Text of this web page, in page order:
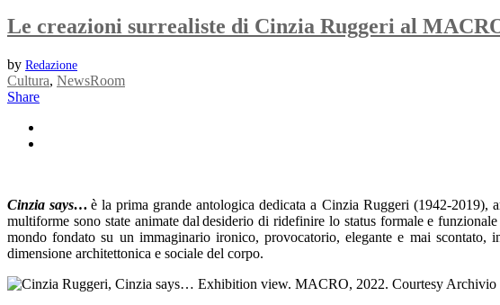
Le creazioni surrealiste di Cinzia Ruggeri al
by Redazione
Cultura, NewsRoom
Share
Cinzia says… è la prima grande antologica dedicata a Cinzia Ruggeri (1942-2019),
multiforme sono state animate dal desiderio di ridefinire lo status formale e
mondo fondato su un immaginario ironico, provocatorio, elegante e mai scontato,
dimensione architettonica e sociale del corpo.